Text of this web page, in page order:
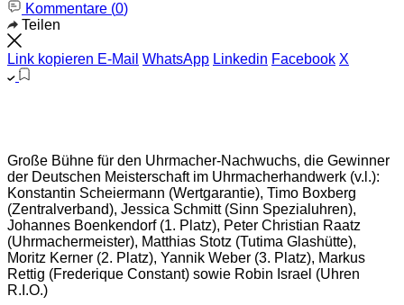
Kommentare (0)
Teilen
Link kopieren E-Mail WhatsApp Linkedin Facebook X
Große Bühne für den Uhrmacher-Nachwuchs, die Gewinner
der Deutschen Meisterschaft im Uhrmacherhandwerk (v.l.):
Konstantin Scheiermann (Wertgarantie), Timo Boxberg
(Zentralverband), Jessica Schmitt (Sinn Spezialuhren),
Johannes Boenkendorf (1. Platz), Peter Christian Raatz
(Uhrmachermeister), Matthias Stotz (Tutima Glashütte),
Moritz Kerner (2. Platz), Yannik Weber (3. Platz), Markus
Rettig (Frederique Constant) sowie Robin Israel (Uhren
R.I.O.)